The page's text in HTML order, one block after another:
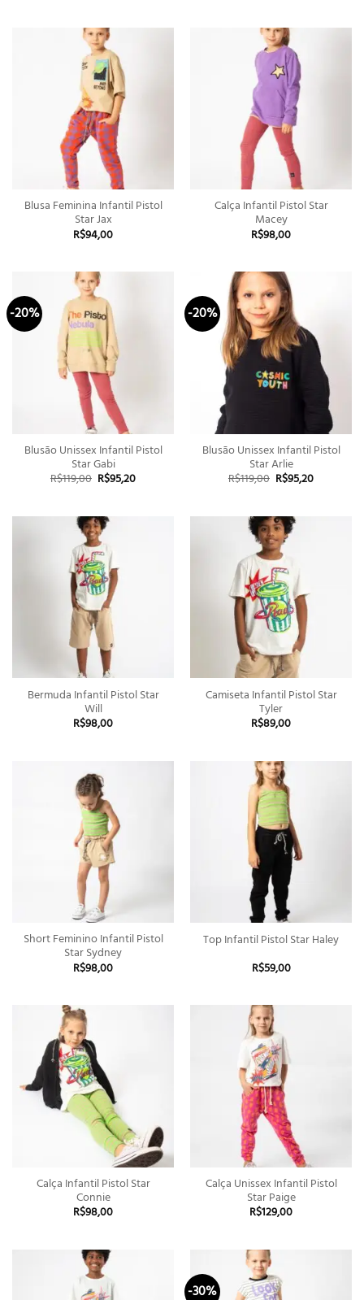
Blusa Feminina Infantil Pistol
Star Jax
R$94,00
Calça Infantil Pistol Star
Macey
R$98,00
-20%
Blusão Unissex Infantil Pistol
Star Gabi
R$119,00 O
preço
R$119,00.
R$95,20O
-20%
Blusão Unissex Infantil Pistol
Star Arlie
R$119,00 O
preço
R$119,00.
R$95,20O
Bermuda Infantil Pistol Star
Will
R$98,00
Camiseta Infantil Pistol Star
Tyler
R$89,00
Short Feminino Infantil Pistol
Star Sydney
R$98,00
Top Infantil Pistol Star Haley
R$59,00
Calça Infantil Pistol Star
Connie
R$98,00
Calça Unissex Infantil Pistol
Star Paige
R$129,00
-30%